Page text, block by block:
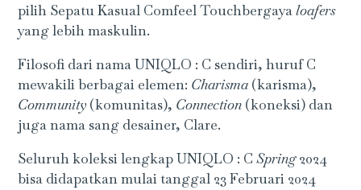
pilih Sepatu Kasual Comfeel Touchbergayaloafers
yang lebih maskulin.
Filosofi dari nama UNIQLO : C sendiri, huruf C
mewakili berbagai elemen: Charisma (karisma),
Community (komunitas), Connection (koneksi) dan
juga nama sang desainer, Clare.
Seluruh koleksi lengkap UNIQLO : CSpring2024
bisa didapatkan mulai tanggal 23 Februari 2024